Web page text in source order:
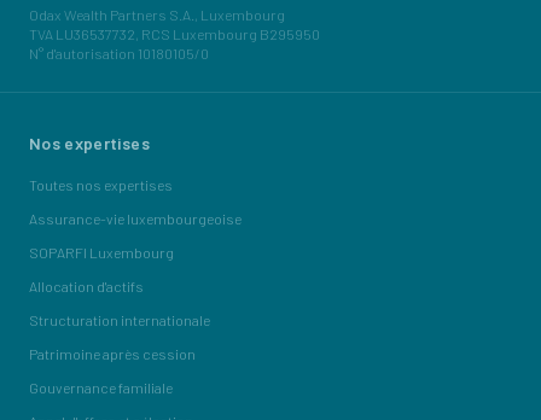
Odax Wealth Partners S.A., Luxembourg
TVA LU36537732, RCS Luxembourg B295950
N° d'autorisation 10180105/0
Nos expertises
Toutes nos expertises
Assurance-vie luxembourgeoise
SOPARFI Luxembourg
Allocation d'actifs
Structuration internationale
Patrimoine après cession
Gouvernance familiale